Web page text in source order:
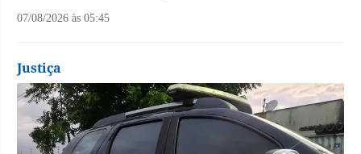
07/08/2026 às 05:45
Justiça